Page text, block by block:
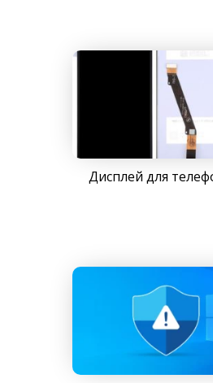
Дисплей для